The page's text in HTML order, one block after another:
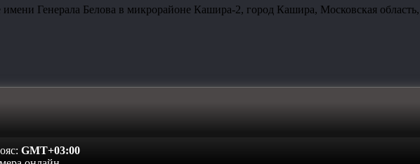
Генерала Белова в микрорайоне Кашира-2, город Кашира, Московская
GMT+03:00